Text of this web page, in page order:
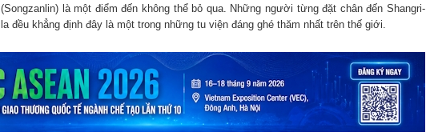
(Songzanlin) là một điểm đến không thể bỏ qua. Những người từng đặt chân đến Shangri-
la đều khẳng định đây là một trong những tu viện đáng ghé thăm nhất trên thế giới.